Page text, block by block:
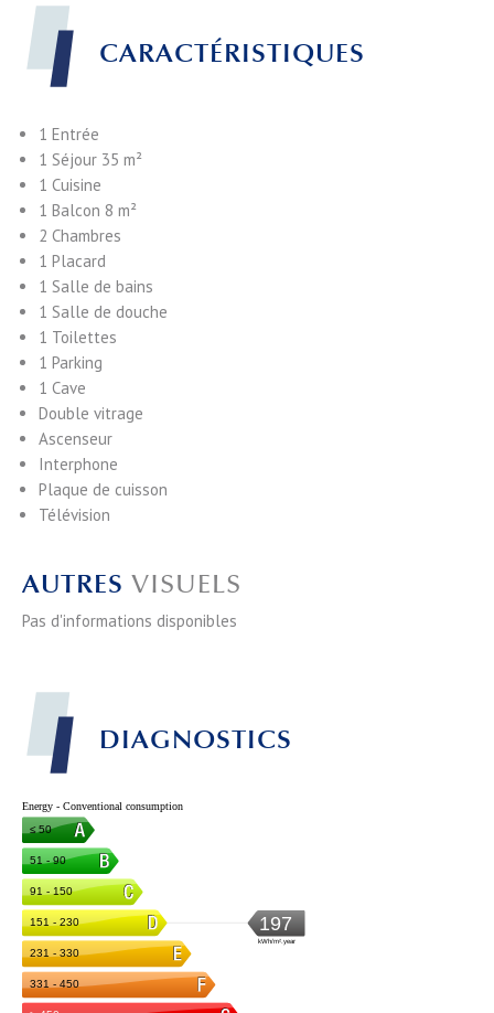
CARACTÉRISTIQUES
1 Entrée
1 Séjour 35 m²
1 Cuisine
1 Balcon 8 m²
2 Chambres
1 Placard
1 Salle de bains
1 Salle de douche
1 Toilettes
1 Parking
1 Cave
Double vitrage
Ascenseur
Interphone
Plaque de cuisson
Télévision
AUTRES VISUELS
Pas d'informations disponibles
DIAGNOSTICS